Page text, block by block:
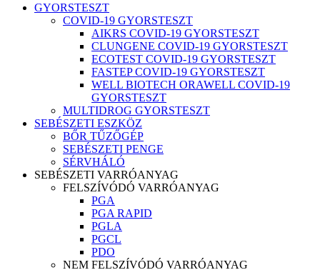
GYORSTESZT
COVID-19 GYORSTESZT
AIKRS COVID-19 GYORSTESZT
CLUNGENE COVID-19 GYORSTESZT
ECOTEST COVID-19 GYORSTESZT
FASTEP COVID-19 GYORSTESZT
WELL BIOTECH ORAWELL COVID-19
GYORSTESZT
MULTIDROG GYORSTESZT
SEBÉSZETI ESZKÖZ
BŐR TŰZŐGÉP
SEBÉSZETI PENGE
SÉRVHÁLÓ
SEBÉSZETI VARRÓANYAG
FELSZÍVÓDÓ VARRÓANYAG
PGA
PGA RAPID
PGLA
PGCL
PDO
NEM FELSZÍVÓDÓ VARRÓANYAG